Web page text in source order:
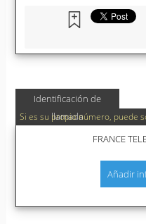
Identificación de
llamada
Si es su propio número, puede
FRANCE
Añadir